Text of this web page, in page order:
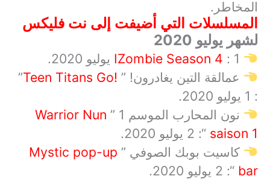
المخاطر.
المسلسلات التي أضيفت إلى نت فلیکس
لشهر يوليو 2020
IZombie Season 4: 1 يوليو 2020.
عمالقة التين يغادرون! ”!
Teen Titans Go
”
: 1 يوليو 2020.
نون المحارب الموسم 1 ”
Warrior Nun
saison 1 “: 2 يوليو 2020.
كاسيت بوبك الصوفي ”Mystic pop-up
bar “: 2 يوليو 2020.